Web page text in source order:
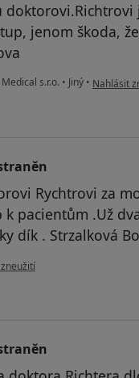
jenom škoda,
s.r.o. • Jiný • podle
Nahlásit
Rychtrovi za
pacientům .Už
dík . Strzalková
uživatele Váš účet byl